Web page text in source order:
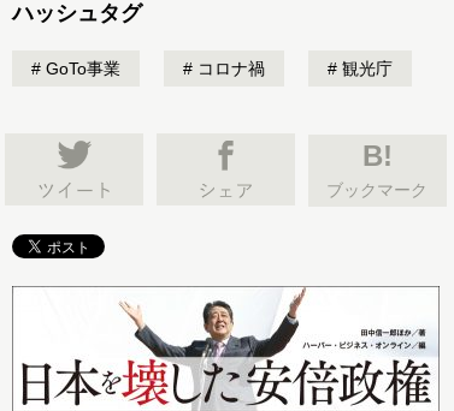
ハッシュタグ
GoTo事業 コロナ禍 観光庁
B!
ブックマーク